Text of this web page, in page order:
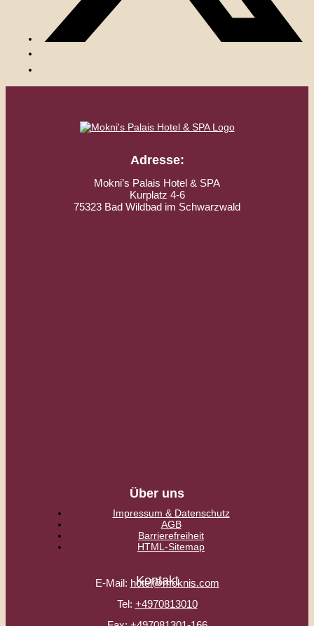
Adresse:
Mokni’s Palais Hotel & SPA
Kurplatz 4-6
75323 Bad Wildbad im Schwarzwald
Über uns
Impressum & Datenschutz
AGB
Barrierefreiheit
HTML-Sitemap
Kontakt
E-Mail: hotel@moknis.com
Tel: +4970813010